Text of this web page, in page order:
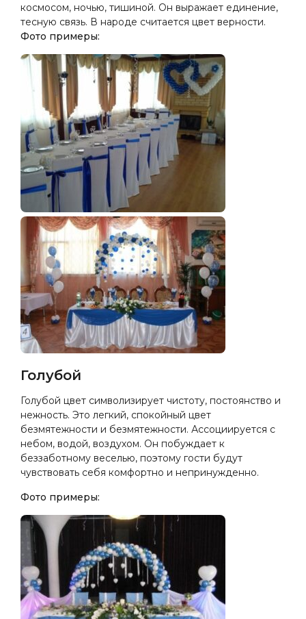
космосом, ночью, тишиной. Он выражает единение,
тесную связь. В народе считается цвет верности.
Фото примеры:
Голубой
Голубой цвет символизирует чистоту, постоянство и
нежность. Это легкий, спокойный цвет
безмятежности и безмятежности. Ассоциируется с
небом, водой, воздухом. Он побуждает к
беззаботному веселью, поэтому гости будут
чувствовать себя комфортно и непринужденно.
Фото примеры: